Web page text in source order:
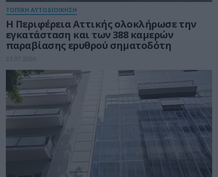
ΤΟΠΙΚΗ ΑΥΤΟΔΙΟΙΚΗΣΗ
Η Περιφέρεια Αττικής ολοκλήρωσε την
εγκατάσταση και των 388 καμερών
παραβίασης ερυθρού σηματοδότη
23.07.2026